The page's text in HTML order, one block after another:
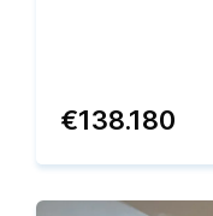
€138.180